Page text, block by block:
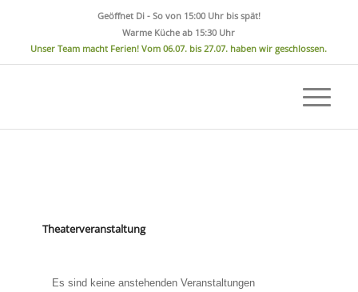
Geöffnet Di - So von 15:00 Uhr bis spät!
Warme Küche ab 15:30 Uhr
Unser Team macht Ferien! Vom 06.07. bis 27.07. haben wir geschlossen.
Theaterveranstaltung
Es sind keine anstehenden Veranstaltungen